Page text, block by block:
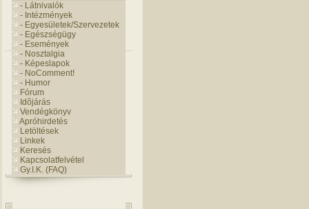
- Látnivalók
- Intézmények
- Egyesületek/Szervezetek
- Egészségügy
- Események
- Nosztalgia
- Képeslapok
- NoComment!
- Humor
Fórum
Idõjárás
Vendégkönyv
Apróhirdetés
Letöltések
Linkek
Keresés
Kapcsolatfelvétel
Gy.I.K. (FAQ)